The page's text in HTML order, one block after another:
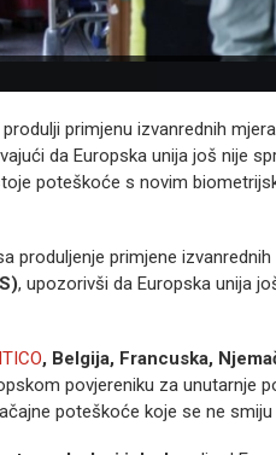
primjenu izvanrednih
da Europska unija još nije
poteškoće s novim
produljenje primjene
, upozorivši da Europska unija
, Belgija, Francuska,
povjereniku za unutarnje
poteškoće koje se ne smiju